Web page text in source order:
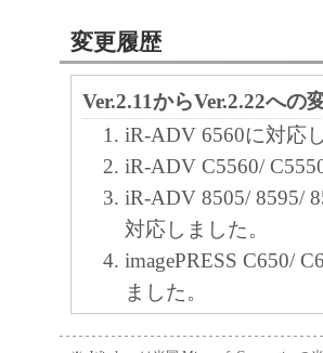
変更履歴
Ver.2.11からVer.2.22への
iR-ADV 6560に対応
iR-ADV C5560/
iR-ADV 8505/ 8595/
対応しました。
imagePRESS C650/
ました。